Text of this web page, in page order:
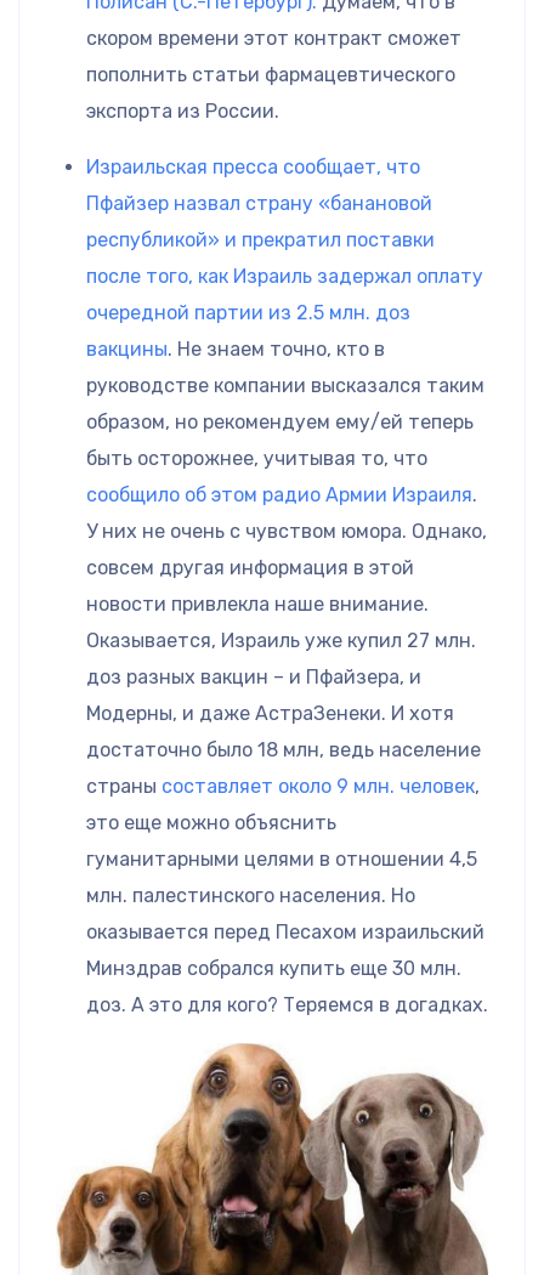
скором времени этот контракт сможет
пополнить статьи фармацевтического
экспорта из России.
Израильская пресса сообщает, что
Пфайзер назвал страну «банановой
республикой» и прекратил поставки
после того, как Израиль задержал оплату
очередной партии из 2.5 млн. доз
вакцины. Не знаем точно, кто в
руководстве компании высказался таким
образом, но рекомендуем ему/ей теперь
быть осторожнее, учитывая то, что
сообщило об этом радио Армии Израиля.
У них не очень с чувством юмора. Однако,
совсем другая информация в этой
новости привлекла наше внимание.
Оказывается, Израиль уже купил 27 млн.
доз разных вакцин – и Пфайзера, и
Модерны, и даже АстраЗенеки. И хотя
достаточно было 18 млн, ведь население
страны составляет около 9 млн. человек,
это еще можно объяснить
гуманитарными целями в отношении 4,5
млн. палестинского населения. Но
оказывается перед Песахом израильский
Минздрав собрался купить еще 30 млн.
доз. А это для кого? Теряемся в догадках.